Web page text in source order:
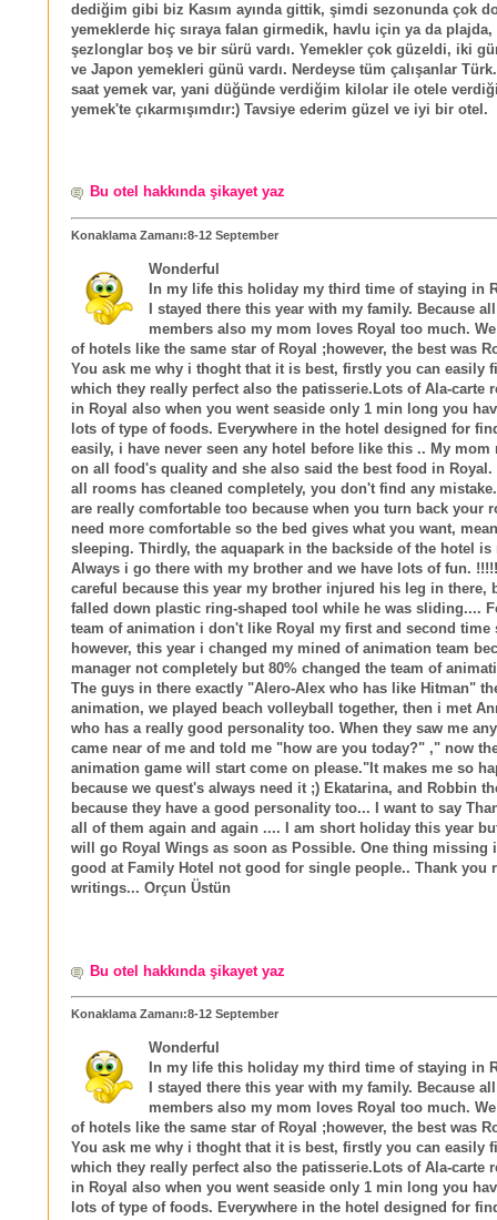
dediğim gibi biz Kasım ayında gittik, şimdi sezonunda çok
yemeklerde hiç sıraya falan girmedik, havlu için ya da plajda,
şezlonglar boş ve bir sürü vardı. Yemekler çok güzeldi, iki
ve Japon yemekleri günü vardı. Nerdeyse tüm çalışanlar
saat yemek var, yani düğünde verdiğim kilolar ile otele
yemek'te çıkarmışımdır:) Tavsiye ederim güzel ve iyi bir otel.
Bu otel hakkında şikayet yaz
Konaklama Zamanı:8-12 September
Wonderful
In my life this holiday my third time of staying in
I stayed there this year with my family. Because
members also my mom loves Royal too much.
of hotels like the same star of Royal ;however, the best was
You ask me why i thoght that it is best, firstly you can easily
which they really perfect also the patisserie.Lots of Ala-carte
in Royal also when you went seaside only 1 min long you
lots of type of foods. Everywhere in the hotel designed for
easily, i have never seen any hotel before like this .. My mom
on all food's quality and she also said the best food in Royal.
all rooms has cleaned completely, you don't find any
are really comfortable too because when you turn back your
need more comfortable so the bed gives what you want,
sleeping. Thirdly, the aquapark in the backside of the hotel is
Always i go there with my brother and we have lots of fun.
careful because this year my brother injured his leg in there,
falled down plastic ring-shaped tool while he was sliding....
team of animation i don't like Royal my first and second time
however, this year i changed my mined of animation team
manager not completely but 80% changed the team of
The guys in there exactly "Alero-Alex who has like Hitman"
animation, we played beach volleyball together, then i met
who has a really good personality too. When they saw me
came near of me and told me "how are you today?" ," now
animation game will start come on please."It makes me so
because we quest's always need it ;) Ekatarina, and Robbin
because they have a good personality too... I want to say
all of them again and again .... I am short holiday this year
will go Royal Wings as soon as Possible. One thing missing
good at Family Hotel not good for single people.. Thank you
writings... Orçun Üstün
Bu otel hakkında şikayet yaz
Konaklama Zamanı:8-12 September
Wonderful
In my life this holiday my third time of staying in
I stayed there this year with my family. Because
members also my mom loves Royal too much.
of hotels like the same star of Royal ;however, the best was
You ask me why i thoght that it is best, firstly you can easily
which they really perfect also the patisserie.Lots of Ala-carte
in Royal also when you went seaside only 1 min long you
lots of type of foods. Everywhere in the hotel designed for